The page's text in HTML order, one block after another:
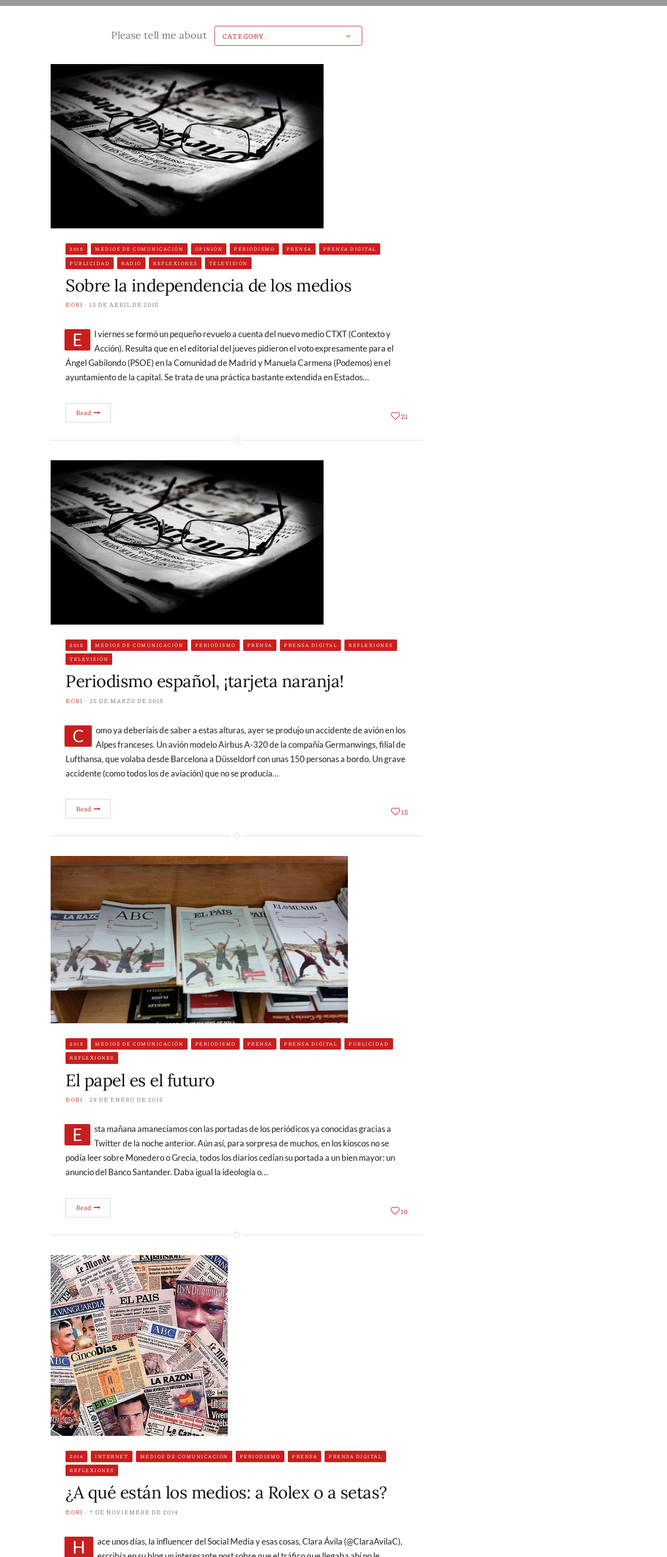
Please tell me about
2015 MEDIOS DE COMUNICACIÓN OPINIÓN PERIODISMO PRENSA PRENSA DIGITAL
PUBLICIDAD RADIO REFLEXIONES TELEVISIÓN
Sobre la independencia de los medios
BORI 13 DE ABRIL DE 2015
El viernes se formó un pequeño revuelo a cuenta del nuevo medio CTXT (Contexto y
Acción). Resulta que en el editorial del jueves pidieron el voto expresamente para el
Ángel Gabilondo (PSOE) en la Comunidad de Madrid y Manuela Carmena (Podemos) en el
ayuntamiento de la capital. Se trata de una práctica bastante extendida en Estados…
Read 21
2015 MEDIOS DE COMUNICACIÓN PERIODISMO PRENSA PRENSA DIGITAL REFLEXIONES
TELEVISIÓN
Periodismo español, ¡tarjeta naranja!
BORI 25 DE MARZO DE 2015
Como ya deberíais de saber a estas alturas, ayer se produjo un accidente de avión en los
Alpes franceses. Un avión modelo Airbus A-320 de la compañía Germanwings, filial de
Lufthansa, que volaba desde Barcelona a Düsseldorf con unas 150 personas a bordo. Un grave
accidente (como todos los de aviación) que no se producía…
Read 15
2015 MEDIOS DE COMUNICACIÓN PERIODISMO PRENSA PRENSA DIGITAL PUBLICIDAD
REFLEXIONES
El papel es el futuro
BORI 28 DE ENERO DE 2015
Esta mañana amanecíamos con las portadas de los periódicos ya conocidas gracias a
Twitter de la noche anterior. Aún así, para sorpresa de muchos, en los kioscos no se
podía leer sobre Monedero o Grecia, todos los diarios cedían su portada a un bien mayor: un
anuncio del Banco Santander. Daba igual la ideología o…
Read 10
2014 INTERNET MEDIOS DE COMUNICACIÓN PERIODISMO PRENSA PRENSA DIGITAL
REFLEXIONES
¿A qué están los medios: a Rolex o a setas?
BORI 7 DE NOVIEMBRE DE 2014
Hace unos días, la influencer del Social Media y esas cosas, Clara Ávila (@ClaraAvilaC),